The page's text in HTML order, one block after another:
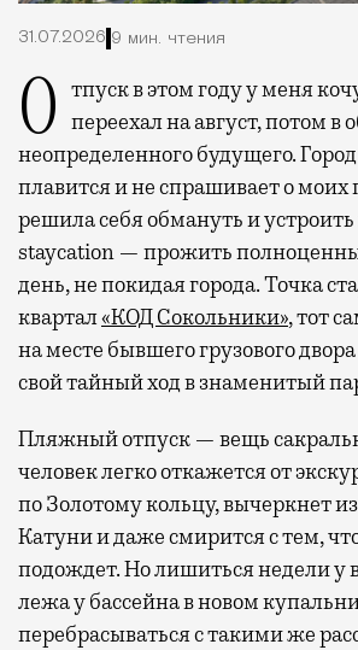
31.07.2026 9 мин. чтения
Отпуск в этом году у меня кочует: сначала переехал на август, потом в
неопределенного будущего.
плавится и не спрашивает о моих
решила себя обмануть и
staycation — прожить
день, не покидая города. Точка
квартал«КОД Сокольники», тот
на месте бывшего грузового
свой тайный ход в знаменитый
Пляжный отпуск — вещь
человек легко откажется от
по Золотому кольцу, вычеркнет
Катуни и даже смирится с тем,
подождет. Но лишиться недели у
лежа у бассейна в новом
перебрасываться с такими же